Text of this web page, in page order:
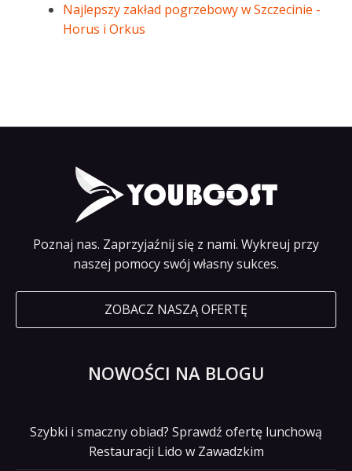
Najlepszy zakład pogrzebowy w Szczecinie -
Horus i Orkus
Poznaj nas. Zaprzyjaźnij się z nami. Wykreuj przy
naszej pomocy swój własny sukces.
ZOBACZ NASZĄ OFERTĘ
NOWOŚCI NA BLOGU
Szybki i smaczny obiad? Sprawdź ofertę lunchową
Restauracji Lido w Zawadzkim